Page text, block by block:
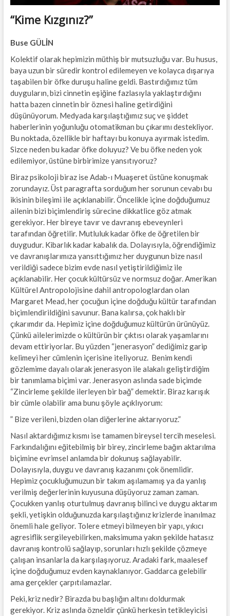
“Kime Kızgınız?”
Buse GÜLİN
Kolektif olarak hepimizin müthiş bir mutsuzluğu var. Bu husus,
baya uzun bir süredir kontrol edilemeyen ve kolayca dışarıya
taşabilen bir öfke duruşu haline geldi. Bastırdığımız tüm
duyguların, bizi cinnetin eşiğine fazlasıyla yaklaştırdığını
hatta bazen cinnetin bir öznesi haline getirdiğini
düşünüyorum. Medyada karşılaştığımız suç ve şiddet
haberlerinin yoğunluğu otomatikman bu çıkarımı destekliyor.
Bu noktada, özellikle bir haftayı bu konuya ayırmak istedim.
Sizce neden bu kadar öfke doluyuz? Ve bu öfke neden yok
edilemiyor, üstüne birbirimize yansıtıyoruz?
Biraz psikoloji biraz ise Adab-ı Muaşeret üstüne konuşmak
zorundayız. Üst paragrafta sorduğum her sorunun cevabı bu
ikisinin bileşimi ile açıklanabilir. Öncelikle içine doğduğumuz
ailenin bizi biçimlendiriş sürecine dikkatlice göz atmak
gerekiyor. Her bireye tavır ve davranış ebeveynleri
tarafından öğretilir. Mutluluk kadar öfke de öğretilen bir
duygudur. Kibarlık kadar kabalık da. Dolayısıyla, öğrendiğimiz
ve davranışlarımıza yansıttığımız her duygunun bize nasıl
verildiği sadece bizim evde nasıl yetiştirildiğimiz ile
açıklanabilir. Her çocuk kültürsüz ve normsuz doğar. Amerikan
Kültürel Antropolojisine dahil antropologlardan olan
Margaret Mead, her çocuğun içine doğduğu kültür tarafından
biçimlendirildiğini savunur. Bana kalırsa, çok haklı bir
çıkarımdır da. Hepimiz içine doğduğumuz kültürün ürünüyüz.
Çünkü ailelerimizde o kültürün bir çıktısı olarak yaşamlarını
devam ettiriyorlar. Bu yüzden “jenerasyon” dediğimiz garip
kelimeyi her cümlenin içerisine iteliyoruz. Benim kendi
gözlemime dayalı olarak jenerasyon ile alakalı geliştirdiğim
bir tanımlama biçimi var. Jenerasyon aslında sade biçimde
“Zincirleme şekilde ilerleyen bir bağ” demektir. Biraz karışık
bir cümle olabilir ama bunu şöyle açıklıyorum:
” Bize verileni, bizden olan diğerlerine aktarıyoruz.”
Nasıl aktardığımız kısmı ise tamamen bireysel tercih meselesi.
Farkındalığını eğitebilmiş bir birey, zincirleme bağın aktarılma
biçimine evrimsel anlamda bir dokunuş sağlayabilir.
Dolayısıyla, duygu ve davranış kazanımı çok önemlidir.
Hepimiz çocukluğumuzun bir takım aşılamamış ya da yanlış
verilmiş değerlerinin kuyusuna düşüyoruz zaman zaman.
Çocukken yanlış oturtulmuş davranış bilinci ve duygu aktarım
şekli, yetişkin olduğunuzda karşılaştığınız krizlerde inanılmaz
önemli hale geliyor. Tolere etmeyi bilmeyen bir yapı, yıkıcı
agresiflik sergileyebilirken, maksimuma yakın şekilde hatasız
davranış kontrolü sağlayıp, sorunları hızlı şekilde çözmeye
çalışan insanlarla da karşılaşıyoruz. Aradaki fark, maalesef
içine doğduğumuz evden kaynaklanıyor. Gaddarca gelebilir
ama gerçekler çarpıtılamazlar.
Peki, kriz nedir? Birazda bu başlığın altını doldurmak
gerekiyor. Kriz aslında özneldir çünkü herkesin tetikleyicisi